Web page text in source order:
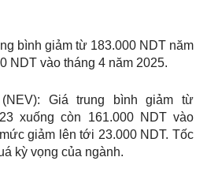
bình giảm từ 183.000 NDT năm
NDT vào tháng 4 năm 2025.
Giá trung bình giảm từ
xuống còn 161.000 NDT vào
giảm lên tới 23.000 NDT. Tốc
kỳ vọng của ngành.